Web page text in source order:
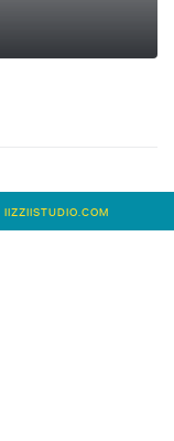
0
IIZZIISTUDIO.COM